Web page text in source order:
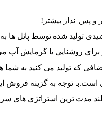
پس انداز بیشتر!
تولید شده توسط پانل
روشنایی یا گرمایش آب
که تولید می کنید به
است.با توجه به گزینه فروش
مدت ترین استراتژی های